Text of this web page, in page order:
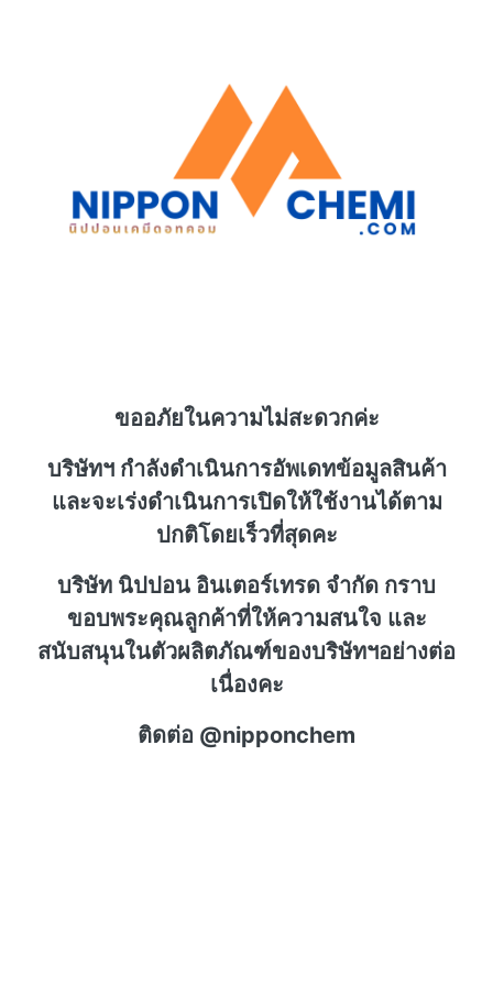
ขออภัยในความไม่สะดวกค่ะ
บริษัทฯ กำลังดำเนินการอัพเดทข้อมูลสินค้า
และจะเร่งดำเนินการเปิดให้ใช้งานได้ตาม
ปกติโดยเร็วที่สุดคะ
บริษัท นิปปอน อินเตอร์เทรด จำกัด กราบ
ขอบพระคุณลูกค้าที่ให้ความสนใจ และ
สนับสนุนในตัวผลิตภัณฑ์ของบริษัทฯอย่างต่อ
เนื่องคะ
ติดต่อ @nipponchem